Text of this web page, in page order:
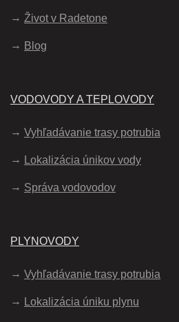
Život v Radetone
Blog
VODOVODY A TEPLOVODY
Vyhľadávanie trasy potrubia
Lokalizácia únikov vody
Správa vodovodov
PLYNOVODY
Vyhľadávanie trasy potrubia
Lokalizácia úniku plynu